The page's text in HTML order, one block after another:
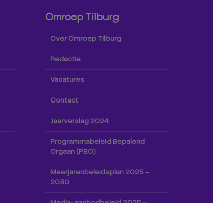
Omroep Tilburg
Over Omroep Tilburg
Redactie
Vacatures
Contact
Jaarverslag 2024
Programmabeleid Bepalend
Orgaan (PBO)
Meerjarenbeleidsplan 2025 –
2030